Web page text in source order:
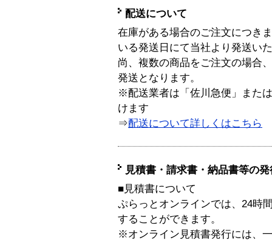
配送について
在庫がある場合のご注文につき
いる発送日にて当社より発送い
尚、複数の商品をご注文の場合
発送となります。
※配送業者は「佐川急便」また
けます
⇒配送について詳しくはこちら
見積書・請求書・納品書等の
■見積書について
ぷらっとオンラインでは、24時
することができます。
※オンライン見積書発行には、